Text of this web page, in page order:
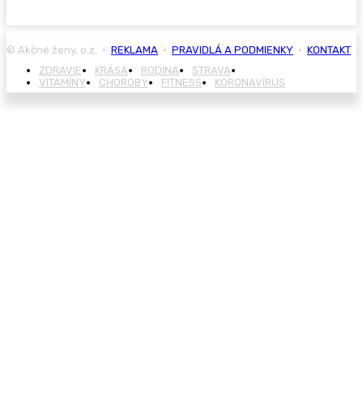
© Akčné ženy, o.z. • REKLAMA • PRAVIDLÁ A PODMIENKY • KONTAKT
ZDRAVIE
KRÁSA RODINA STRAVA
VITAMÍNY
CHOROBY FITNESS KORONAVÍRUS